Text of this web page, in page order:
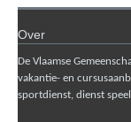
Over
De Vlaamse
vakantie- en
sportdienst, dienst